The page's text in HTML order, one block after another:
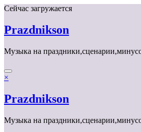
Перейти
содержимому
Сейчас загружается
Prazdnikson
Музыка на
×
Prazdnikson
Музыка на